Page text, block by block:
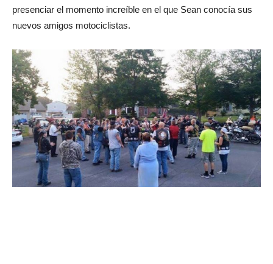
presenciar el momento increíble en el que Sean conocía sus
nuevos amigos motociclistas.